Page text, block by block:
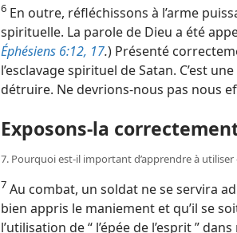
6 En outre, réfléchissons à l’arme
spirituelle. La parole de Dieu a été
Éphésiens 6:12, 17.) Présenté
l’esclavage spirituel de Satan. C’est
détruire. Ne devrions-nous pas nous
Exposons-la
7. Pourquoi est-il important d’apprendre à utiliser
7 Au combat, un soldat ne se servira
bien appris le maniement et qu’il se
l’utilisation de “ l’épée de l’esprit ”